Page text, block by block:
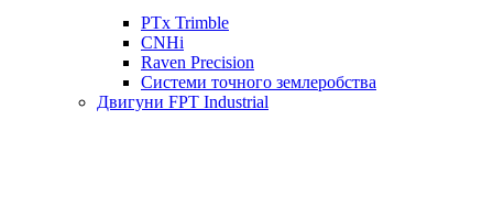
PTx Trimble
CNHi
Raven Precision
Системи точного землеробства
Двигуни FPT Industrial